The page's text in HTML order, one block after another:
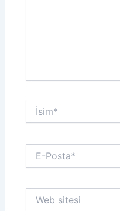
İsim*
Posta*
sitesi